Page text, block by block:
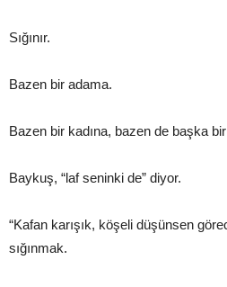
Sığınır.
Bazen bir adama.
Bazen bir kadına, bazen de başka
Baykuş, “laf seninki de” diyor.
“Kafan karışık, köşeli düşünsen
sığınmak.